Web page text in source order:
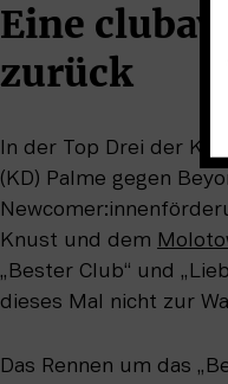
Eine
zurück
In der Top Drei der
(KD) Palme gegen
Knust und dem
„Bester Club“ und
dieses Mal nicht zur
Das Rennen um das